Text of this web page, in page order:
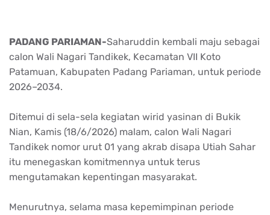
PADANG PARIAMAN-Saharuddin kembali maju sebagai
calon Wali Nagari Tandikek, Kecamatan VII Koto
Patamuan, Kabupaten Padang Pariaman, untuk periode
2026–2034.
Ditemui di sela-sela kegiatan wirid yasinan di Bukik
Nian, Kamis (18/6/2026) malam, calon Wali Nagari
Tandikek nomor urut 01 yang akrab disapa Utiah Sahar
itu menegaskan komitmennya untuk terus
mengutamakan kepentingan masyarakat.
Menurutnya, selama masa kepemimpinan periode